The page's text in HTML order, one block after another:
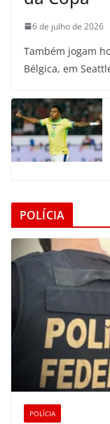
6 de julho de 2026
Também jogam
Bélgica, em
POLÍCIA
POLÍCIA